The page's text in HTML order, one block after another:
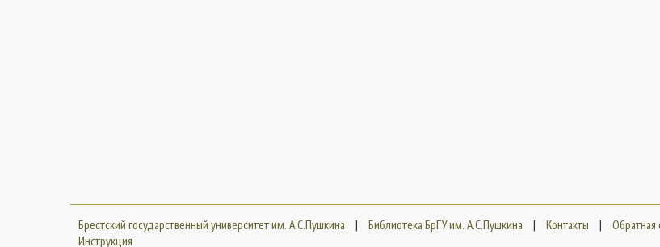
Брестский государственный университет им. А.С.Пушкина | Библиотека БрГУ им. А.С.Пушкина | Контакты | Обратная
Инструкция